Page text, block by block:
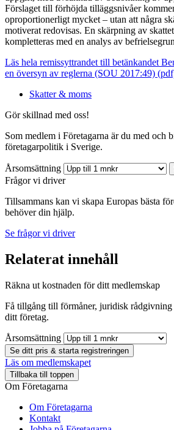
Förslaget till förhöjda tilläggsnivåer
oproportionerligt mycket – utan att några
motiverat redovisas. En skärpning av
kompletteras med en analys av
Läs hela remissyttrandet till betänkandet
en översyn av reglerna (SOU 2017:49)
Skatter & moms
Gör skillnad med oss!
Som medlem i Företagarna är du med och
företagarpolitik i Sverige.
Årsomsättning
Frågor vi driver
Tillsammans kan vi skapa Europas bästa
behöver din hjälp.
Se frågor vi driver
Relaterat innehåll
Räkna ut kostnaden för ditt medlemskap
Få tillgång till förmåner, juridisk rådgivning
ditt företag.
Årsomsättning
Se ditt pris & starta registreringen
Läs om medlemskapet
Tillbaka till toppen
Om Företagarna
Om Företagarna
Kontakt